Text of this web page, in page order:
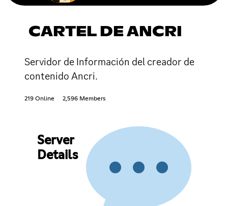
CARTEL DE ANCRI
Servidor de Información del creador de
contenido Ancri.
219 Online 2,596 Members
Server
Details